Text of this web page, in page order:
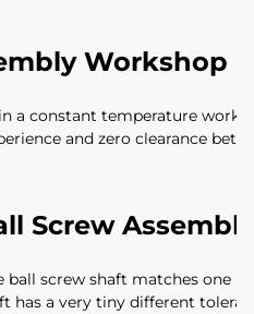
Workshop
a constant temperature
and zero clearance
Screw
ball screw shaft matches one
has a very tiny different